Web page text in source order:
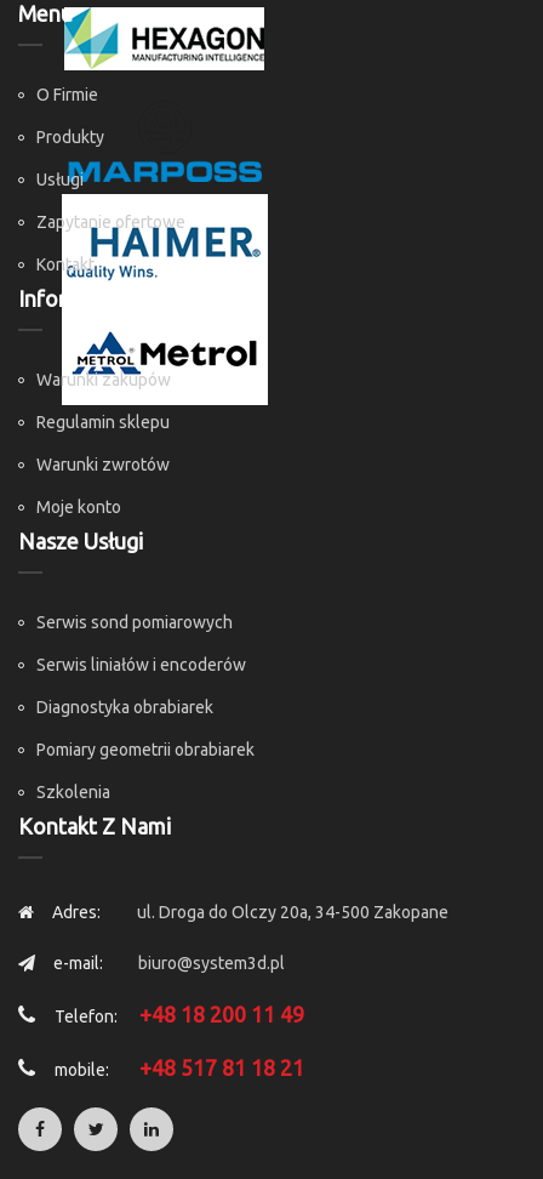
Menu
O Firmie
Produkty
Usługi
Zapytanie ofertowe
Kontakt
Informacje
Warunki zakupów
Regulamin sklepu
Warunki zwrotów
Moje konto
Nasze Usługi
Serwis sond pomiarowych
Serwis liniałów i encoderów
Diagnostyka obrabiarek
Pomiary geometrii obrabiarek
Szkolenia
Kontakt Z Nami
Adres: ul. Droga do Olczy 20a, 34-500 Zakopane
e-mail: biuro@system3d.pl
Telefon: +48 18 200 11 49
mobile: +48 517 81 18 21